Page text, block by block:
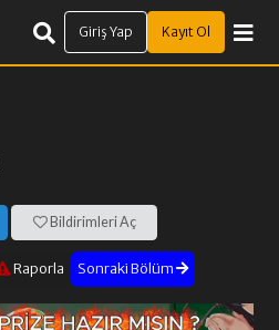
Giriş Yap Kayıt Ol
Bildirimleri Aç
Raporla Sonraki Bölüm